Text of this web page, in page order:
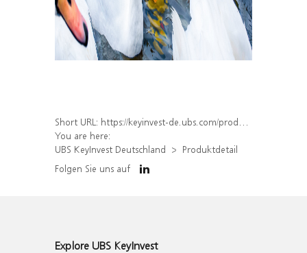
Short URL: https://keyinvest-de.ubs.com/produkt/detail/index/isin/DE000WA76E23
You are here:
UBS KeyInvest Deutschland
Produktdetail
Folgen Sie uns auf
Explore UBS KeyInvest